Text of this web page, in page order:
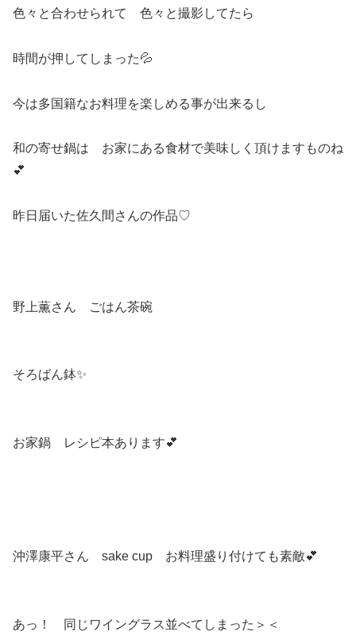
色々と合わせられて 色々と撮影してたら
時間が押してしまった💦
今は多国籍なお料理を楽しめる事が出来るし
和の寄せ鍋は お家にある食材で美味しく頂けますものね
💕
昨日届いた佐久間さんの作品♡
野上薫さん ごはん茶碗
そろばん鉢✨
お家鍋 レシピ本あります💕
沖澤康平さん sake cup お料理盛り付けても素敵💕
あっ！ 同じワイングラス並べてしまった＞＜